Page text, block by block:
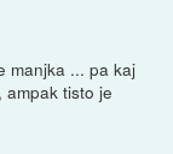
manjka ... pa kaj
ampak tisto je